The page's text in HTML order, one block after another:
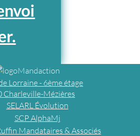
Lorraine - 6ème étage
Charleville-Mézières
SELARL Évolution
SCP AlphaMj
Mandataires & Associés